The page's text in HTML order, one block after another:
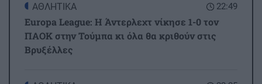
22:49
ΑΘΛΗΤΙΚΑ
Europa League: Η Άντερλεχτ νίκησε 1-0 τον
ΠΑΟΚ στην Τούμπα κι όλα θα κριθούν στις
Βρυξέλλες